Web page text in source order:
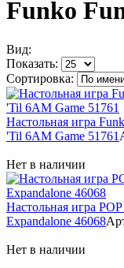
Funko
Вид:
Показать:
Сортировка:
Настольная игра
'Til 6AM Game 51761
Нет в наличии
Настольная игра
Expandalone 46068
Нет в наличии